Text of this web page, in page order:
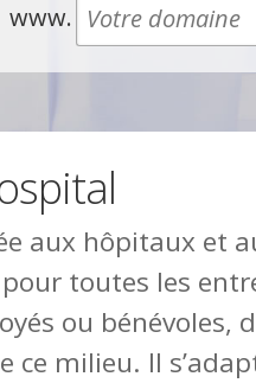
www.
aux hôpitaux et
toutes les
ou bénévoles,
ce milieu. Il